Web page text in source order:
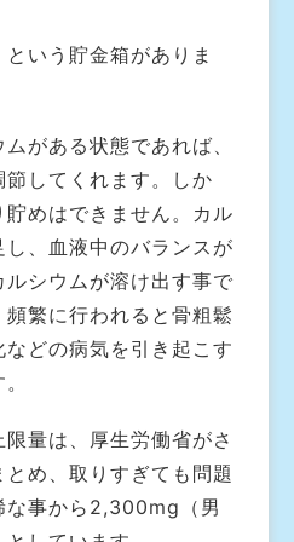
いう貯金箱がありま
がある状態であれば、
してくれます。しか
めはできません。カル
、血液中のバランスが
ルシウムが溶け出す事で
繁に行われると骨粗鬆
どの病気を引き起こす
量は、厚生労働省がさ
め、取りすぎても問題
な事から2,300mg（男